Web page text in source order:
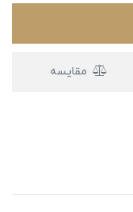
مقایسه